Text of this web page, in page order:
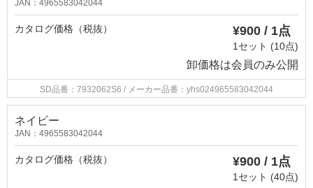
JAN：4965583042044
カタログ価格（税抜） ¥900 / 1点
1セット (10点)
卸価格は会員のみ公開
SD品番：7932062S6 / メーカー品番：yhs024965583042044
ネイビー
JAN：4965583042044
カタログ価格（税抜） ¥900 / 1点
1セット (40点)